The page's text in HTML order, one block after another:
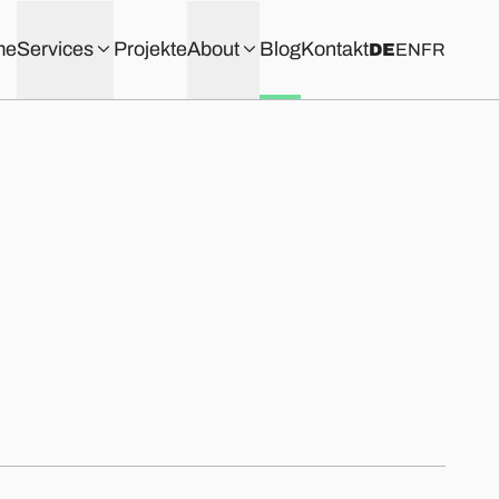
Services ProjekteAbout BlogKontaktDEENFR